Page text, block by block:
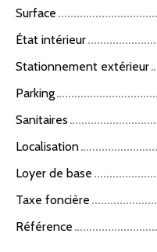
Surface
État intérieur
Stationnement extérieur
Parking
Sanitaires
Localisation
Loyer de base
Taxe foncière
Référence